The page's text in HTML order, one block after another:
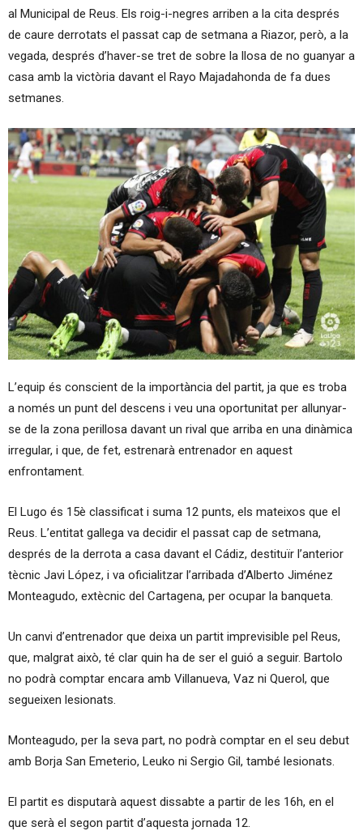
al Municipal de Reus. Els roig-i-negres arriben a la cita després
de caure derrotats el passat cap de setmana a Riazor, però, a la
vegada, després d’haver-se tret de sobre la llosa de no guanyar a
casa amb la victòria davant el Rayo Majadahonda de fa dues
setmanes.
L’equip és conscient de la importància del partit, ja que es troba
a només un punt del descens i veu una oportunitat per allunyar-
se de la zona perillosa davant un rival que arriba en una dinàmica
irregular, i que, de fet, estrenarà entrenador en aquest
enfrontament.
El Lugo és 15è classificat i suma 12 punts, els mateixos que el
Reus. L’entitat gallega va decidir el passat cap de setmana,
després de la derrota a casa davant el Cádiz, destituïr l’anterior
tècnic Javi López, i va oficialitzar l’arribada d’Alberto Jiménez
Monteagudo, extècnic del Cartagena, per ocupar la banqueta.
Un canvi d’entrenador que deixa un partit imprevisible pel Reus,
que, malgrat això, té clar quin ha de ser el guió a seguir. Bartolo
no podrà comptar encara amb Villanueva, Vaz ni Querol, que
segueixen lesionats.
Monteagudo, per la seva part, no podrà comptar en el seu debut
amb Borja San Emeterio, Leuko ni Sergio Gil, també lesionats.
El partit es disputarà aquest dissabte a partir de les 16h, en el
que serà el segon partit d’aquesta jornada 12.